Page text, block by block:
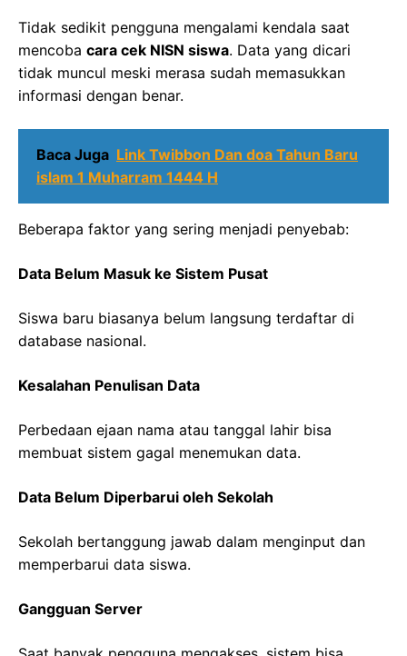
Tidak sedikit pengguna mengalami kendala saat
mencoba cara cek NISN siswa. Data yang dicari
tidak muncul meski merasa sudah memasukkan
informasi dengan benar.
Baca Juga Link Twibbon Dan doa Tahun Baru
islam 1 Muharram 1444 H
Beberapa faktor yang sering menjadi penyebab:
Data Belum Masuk ke Sistem Pusat
Siswa baru biasanya belum langsung terdaftar di
database nasional.
Kesalahan Penulisan Data
Perbedaan ejaan nama atau tanggal lahir bisa
membuat sistem gagal menemukan data.
Data Belum Diperbarui oleh Sekolah
Sekolah bertanggung jawab dalam menginput dan
memperbarui data siswa.
Gangguan Server